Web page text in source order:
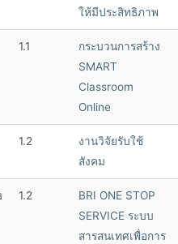
ให้มีประสิทธิภาพ
1.1
กระบวนการสร้าง
SMART
Classroom
Online
1.2
งานวิจัยรับใช้
สังคม
1.2
BRI ONE STOP
SERVICE ระบบ
สารสนเทศเพื่อการ